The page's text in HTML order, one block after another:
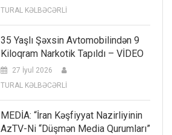
TURAL KƏLBƏCƏRLİ
35 Yaşlı Şəxsin Avtomobilindən 9
Kiloqram Narkotik Tapıldı – VİDEO
27 İyul 2026
TURAL KƏLBƏCƏRLİ
MEDİA: “İran Kəşfiyyat Nazirliyinin
AzTV-Ni “düşmən Media Qurumları”